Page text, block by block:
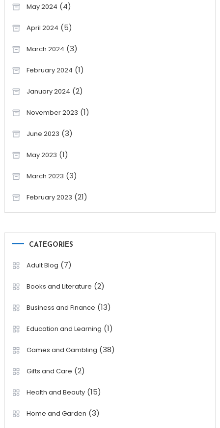
May 2024 (4)
April 2024 (5)
March 2024 (3)
February 2024 (1)
January 2024 (2)
November 2023 (1)
June 2023 (3)
May 2023 (1)
March 2023 (3)
February 2023 (21)
CATEGORIES
Adult Blog (7)
Books and Literature (2)
Business and Finance (13)
Education and Learning (1)
Games and Gambling (38)
Gifts and Care (2)
Health and Beauty(15)
Home and Garden (3)